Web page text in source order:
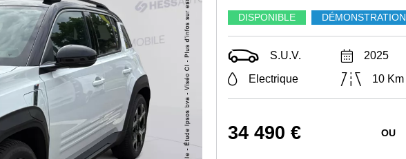
DISPONIBLE DÉMONSTRATION
S.U.V. 2025
Electrique
10 Km
34 490 € OU